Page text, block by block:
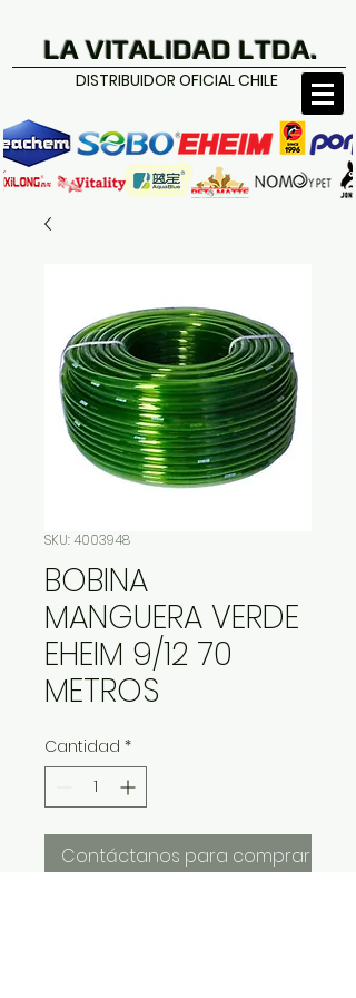
LA VITALIDAD LTDA.
DISTRIBUIDOR OFICIAL CHILE
SKU: 4003948
BOBINA
MANGUERA VERDE
EHEIM 9/12 70
METROS
Cantidad *
Contáctanos para comprar